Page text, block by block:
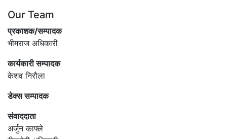
Our Team
प्रकाशक/सम्पादक
भीमराज अधिकारी
कार्यकारी सम्पादक
केशव निरौला
डेक्स सम्पादक
संवाददाता
अर्जुन काफ्ले